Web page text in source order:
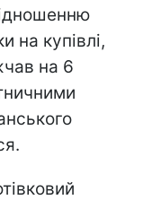
на купівлі,
на 6